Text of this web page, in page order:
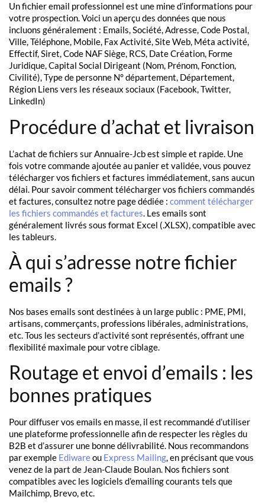
Un fichier email professionnel est une mine d’informations pour
votre prospection. Voici un aperçu des données que nous
incluons généralement : Emails, Société, Adresse, Code Postal,
Ville, Téléphone, Mobile, Fax Activité, Site Web, Méta activité,
Effectif, Siret, Code NAF Siège, RCS, Date Création, Forme
Juridique, Capital Social Dirigeant (Nom, Prénom, Fonction,
Civilité), Type de personne N° département, Département,
Région Liens vers les réseaux sociaux (Facebook, Twitter,
LinkedIn)
Procédure d’achat et livraison
L’achat de fichiers sur Annuaire-Jcb est simple et rapide. Une
fois votre commande ajoutée au panier et validée, vous pouvez
télécharger vos fichiers et factures immédiatement, sans aucun
délai. Pour savoir comment télécharger vos fichiers commandés
et factures, consultez notre page dédiée : comment télécharger
les fichiers commandés et factures . Les emails sont
généralement livrés sous format Excel (.XLSX), compatible avec
les tableurs.
À qui s’adresse notre fichier
emails ?
Nos bases emails sont destinées à un large public : PME, PMI,
artisans, commerçants, professions libérales, administrations,
etc. Tous les secteurs d’activité sont représentés, offrant une
flexibilité maximale pour votre ciblage.
Routage et envoi d’emails : les
bonnes pratiques
Pour diffuser vos emails en masse, il est recommandé d’utiliser
une plateforme professionnelle afin de respecter les règles du
B2B et d’assurer une bonne délivrabilité. Nous recommandons
par exemple Ediwareou Express Mailing, en précisant que vous
venez de la part de Jean-Claude Boulan. Nos fichiers sont
compatibles avec les logiciels d’emailing courants tels que
Mailchimp, Brevo, etc.